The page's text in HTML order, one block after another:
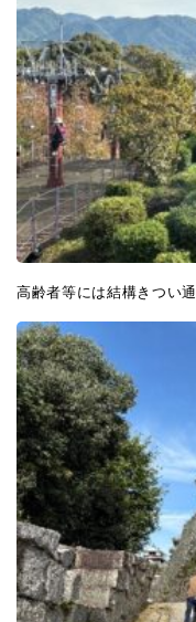
高齢者等には結構きつい通